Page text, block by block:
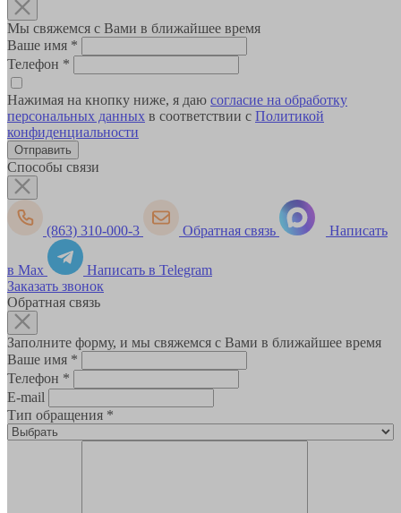
Мы свяжемся с Вами в ближайшее время
Ваше имя *
Телефон *
Нажимая на кнопку ниже, я даю согласие на обработку
персональных данных в соответствии с Политикой
конфиденциальности
Способы связи
(863) 310-000-3 Обратная связь Написать
в Max
Написать в Telegram
Заказать звонок
Обратная связь
Заполните форму, и мы свяжемся с Вами в ближайшее время
Ваше имя *
Телефон *
E-mail
Тип обращения *